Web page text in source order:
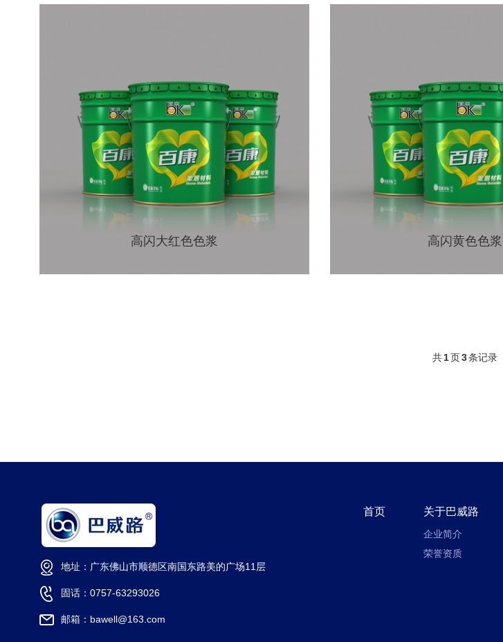
高闪大红色色浆 高闪黄色色浆
共1页3条记录
地址：广东佛山市顺德区南国东路美的广场11层
固话：0757-63293026
邮箱：bawell@163.com
首页 关于巴威路
企业简介
荣誉资质